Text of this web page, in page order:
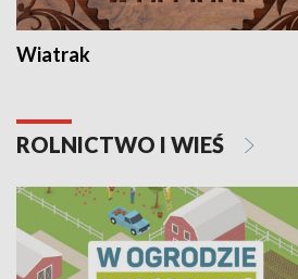
Wiatrak
ROLNICTWO I WIEŚ